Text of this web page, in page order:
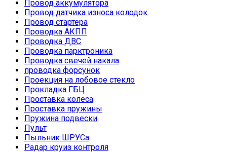
Провод аккумулятора
Провод датчика износа колодок
Провод стартера
Проводка АКПП
Проводка ДВС
Проводка парктроника
Проводка свечей накала
проводка форсунок
Проекция на лобовое стекло
Прокладка ГБЦ
Проставка колеса
Проставка пружины
Пружина подвески
Пульт
Пыльник ШРУСа
Радар круиз контроля